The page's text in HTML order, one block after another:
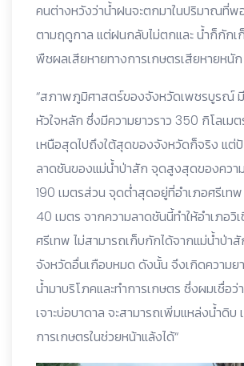
คนต่างหวังว่าน้ำฝนจะตกมาในปริมาณที่พ
ตามฤดูกาล แต่ฝนกลับไม่ตกและ น้ำก็กักเ
พืชผลเสียหายทางการเกษตรเสียหายหนัก
“สภาพภูมิศาสตร์ของจังหวัดเพชรบูรณ์
หัวใจหลัก ซึ่งมีความยาวราว 350 กิโลเม
เหนือสุดไปถึงใต้สุดของจังหวัดก็จริง แต่
ลาดชันของแม่น้ำป่าสัก จุดสูงสุดของควา
190 เมตรส่วน จุดต่ำสุดอยู่ที่อำเภอศรีเท
40 เมตร จากความลาดชันนี้ทำให้อำเภอวิ
ศรีเทพ ไม่สามารถเก็บกักได้จากแม่น้ำป่าสั
จังหวัดอื่นเกือบหมด ดังนั้น จึงเกิดความย
น้ำมาบริโภคและทำการเกษตร ซึ่งผมเชื่อว่
เจาะบ่อบาดาล จะสามารถเพิ่มแหล่งน้ำดิบ
การเกษตรในช่วยหน้าแล้งได้“